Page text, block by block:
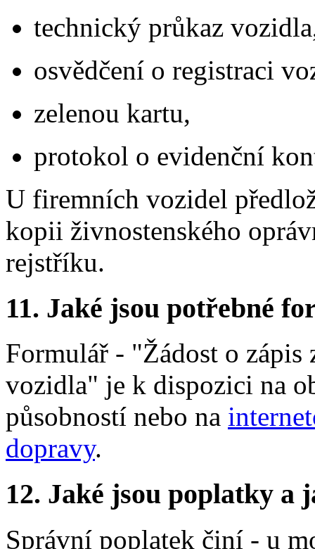
technický průkaz
osvědčení o registraci
zelenou kartu,
protokol o evidenční
U firemních vozidel
kopii živnostenského
rejstříku.
11. Jaké jsou potřebné
Formulář - "Žádost o
vozidla" je k dispozici na
působností nebo na
dopravy.
12. Jaké jsou poplatky a
Správní poplatek činí - u